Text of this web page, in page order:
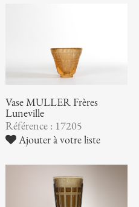
Vase MULLER Frères
Luneville
Référence : 17205
Ajouter à votre liste